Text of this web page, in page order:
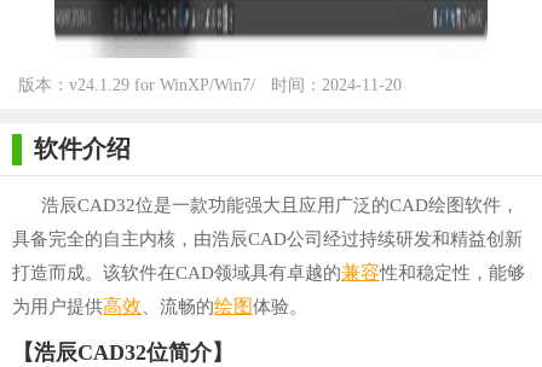
版本：v24.1.29 for WinXP/Win7/
时间：2024-11-20
软件介绍
浩辰CAD32位是一款功能强大且应用广泛的CAD绘图软件，
具备完全的自主内核，由浩辰CAD公司经过持续研发和精益创新
打造而成。该软件在CAD领域具有卓越的兼容性和稳定性，能够
为用户提供高效 、流畅的绘图体验。
【浩辰CAD32位简介】